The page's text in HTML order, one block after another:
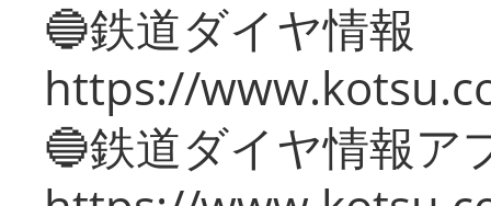
🔵鉄道ダイヤ情報
https://
🔵鉄道ダイヤ情報ア